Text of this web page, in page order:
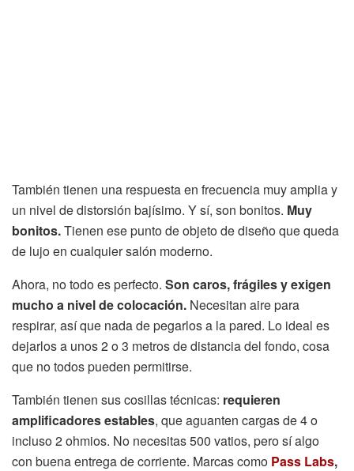
También tienen una respuesta en frecuencia muy amplia y
un nivel de distorsión bajísimo. Y sí, son bonitos. Muy
bonitos.Tienen ese punto de objeto de diseño que queda
de lujo en cualquier salón moderno.
Ahora, no todo es perfecto. Son caros, frágiles y exigen
mucho a nivel de colocación. Necesitan aire para
respirar, así que nada de pegarlos a la pared. Lo ideal es
dejarlos a unos 2 o 3 metros de distancia del fondo, cosa
que no todos pueden permitirse.
También tienen sus cosillas técnicas: requieren
amplificadores estables, que aguanten cargas de 4 o
incluso 2 ohmios. No necesitas 500 vatios, pero sí algo
con buena entrega de corriente. Marcas como Pass Labs,